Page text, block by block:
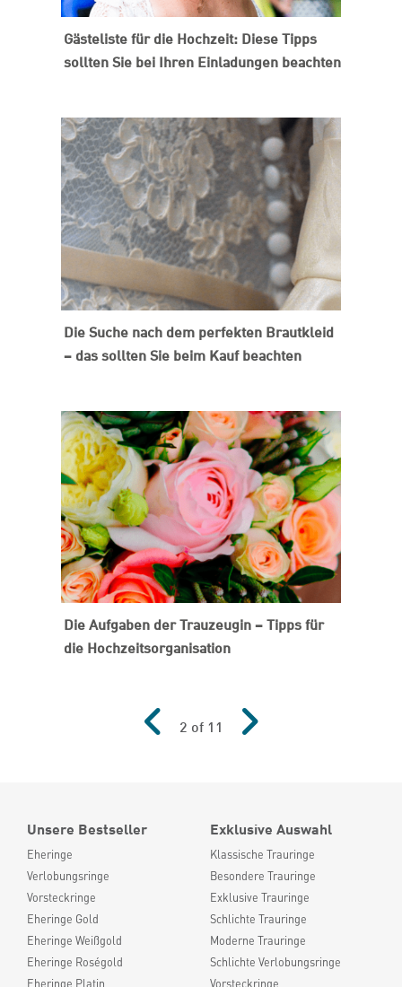
Gästeliste für die Hochzeit: Diese Tipps
sollten Sie bei Ihren Einladungen beachten
Die Suche nach dem perfekten Brautkleid
– das sollten Sie beim Kauf beachten
Die Aufgaben der Trauzeugin – Tipps für
die Hochzeitsorganisation
2 of 11
Unsere Bestseller
Eheringe
Verlobungsringe
Vorsteckringe
Eheringe Gold
Eheringe Weißgold
Eheringe Roségold
Eheringe Platin
Exklusive Auswahl
Klassische Trauringe
Besondere Trauringe
Exklusive Trauringe
Schlichte Trauringe
Moderne Trauringe
Schlichte Verlobungsringe
Vorsteckringe